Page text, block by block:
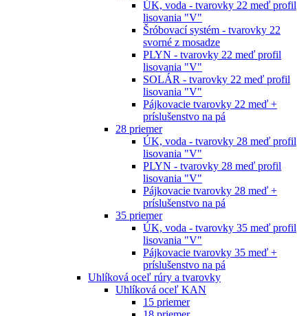
ÚK, voda - tvarovky 22 meď profil
lisovania "V"
Šróbovací systém - tvarovky 22
svorné z mosadze
PLYN - tvarovky 22 meď profil
lisovania "V"
SOLÁR - tvarovky 22 meď profil
lisovania "V"
Pájkovacie tvarovky 22 meď +
príslušenstvo na pá
28 priemer
ÚK, voda - tvarovky 28 meď profil
lisovania "V"
PLYN - tvarovky 28 meď profil
lisovania "V"
Pájkovacie tvarovky 28 meď +
príslušenstvo na pá
35 priemer
ÚK, voda - tvarovky 35 meď profil
lisovania "V"
Pájkovacie tvarovky 35 meď +
príslušenstvo na pá
Uhlíková oceľ rúry a tvarovky
Uhlíková oceľ KAN
15 priemer